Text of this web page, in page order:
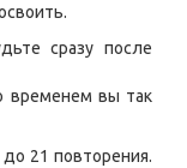
сразу после
временем вы так
21 повторения.